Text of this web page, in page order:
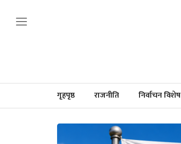
गृहपृष्ठ राजनीति निर्वाचन विशेष